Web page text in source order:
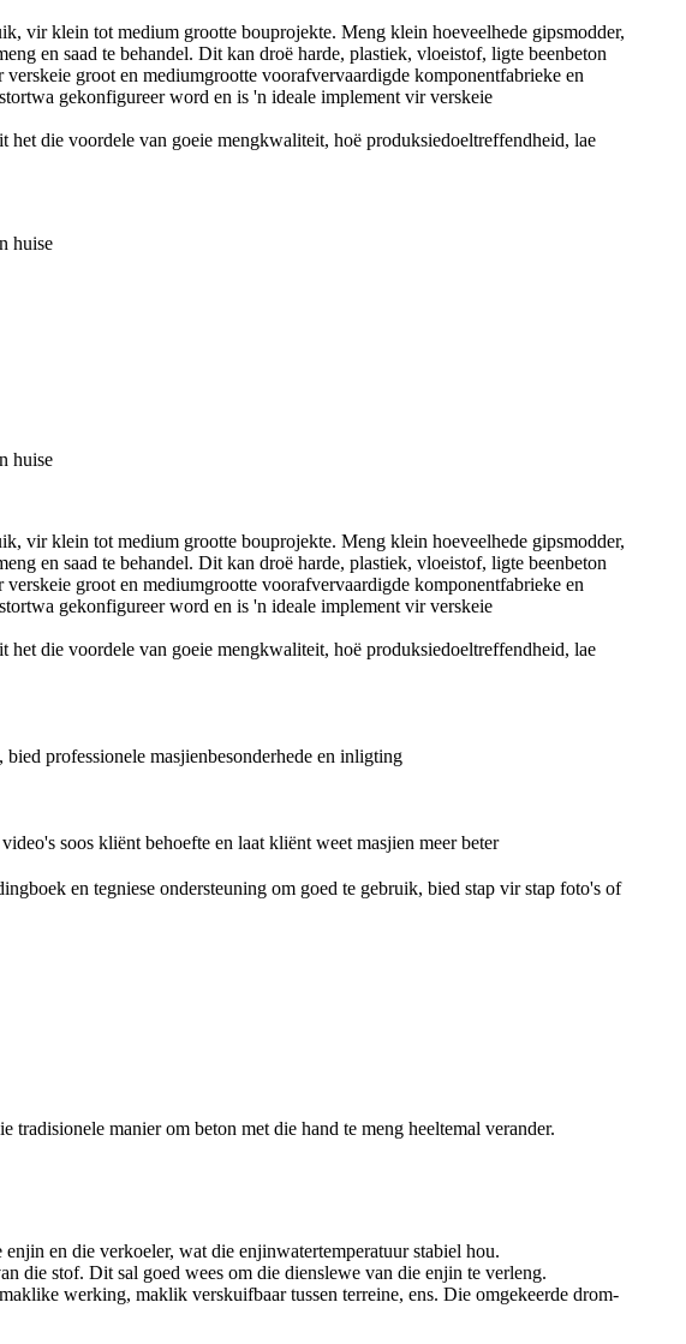
vir klein tot medium grootte bouprojekte. Meng klein hoeveelhede gipsmodder,
en saad te behandel. Dit kan droë harde, plastiek, vloeistof, ligte beenbeton
groot en mediumgrootte voorafvervaardigde komponentfabrieke en
gekonfigureer word en is 'n ideale implement vir verskeie
die voordele van goeie mengkwaliteit, hoë produksiedoeltreffendheid, lae
huise
huise
vir klein tot medium grootte bouprojekte. Meng klein hoeveelhede gipsmodder,
en saad te behandel. Dit kan droë harde, plastiek, vloeistof, ligte beenbeton
groot en mediumgrootte voorafvervaardigde komponentfabrieke en
gekonfigureer word en is 'n ideale implement vir verskeie
die voordele van goeie mengkwaliteit, hoë produksiedoeltreffendheid, lae
professionele masjienbesonderhede en inligting
soos kliënt behoefte en laat kliënt weet masjien meer beter
en tegniese ondersteuning om goed te gebruik, bied stap vir stap foto's of
tradisionele manier om beton met die hand te meng heeltemal verander.
en die verkoeler, wat die enjinwatertemperatuur stabiel hou.
die stof. Dit sal goed wees om die dienslewe van die enjin te verleng.
werking, maklik verskuifbaar tussen terreine, ens. Die omgekeerde drom-